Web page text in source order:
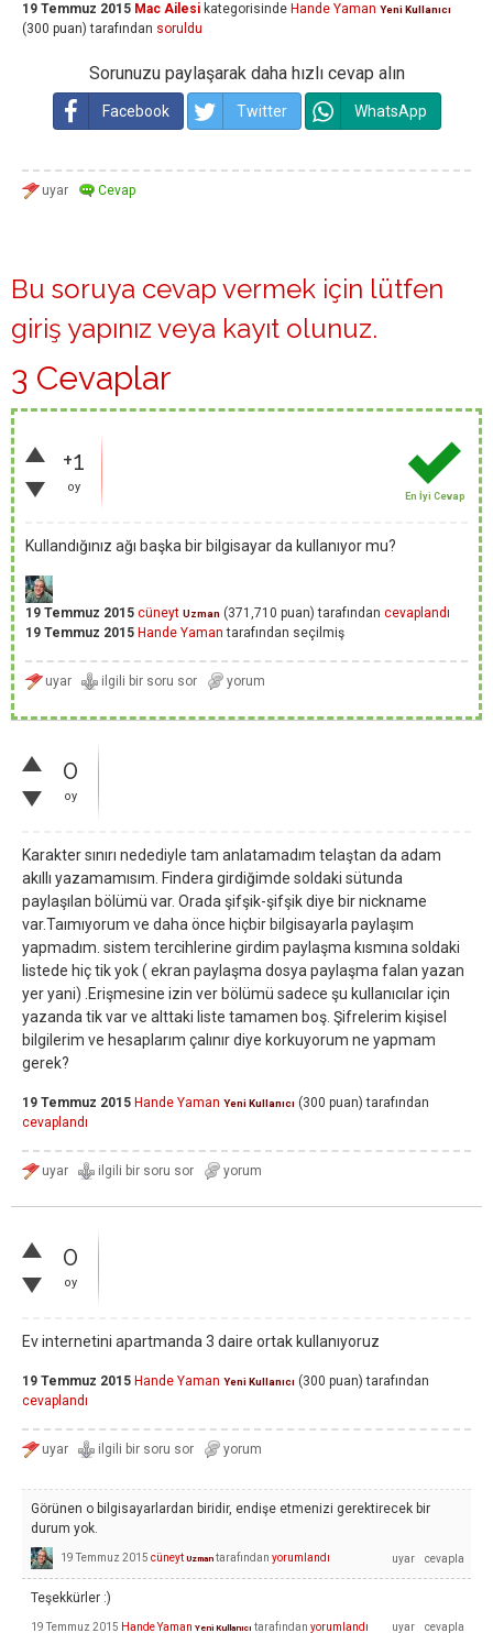
19 Temmuz 2015 Mac Ailesi kategorisinde Hande Yaman Yeni Kullanıcı
(300 puan) tarafından soruldu
Sorunuzu paylaşarak daha hızlı cevap alın
Facebook Twitter WhatsApp
Bu soruya cevap vermek için lütfen
giriş yapınız veya kayıt olunuz.
3 Cevaplar
+1
oy
En İyi Cevap
Kullandığınız ağı başka bir bilgisayar da kullanıyor mu?
19 Temmuz 2015 cüneyt Uzman (371,710 puan) tarafından cevaplandı
19 Temmuz 2015 Hande Yaman tarafından seçilmiş
0
oy
Karakter sınırı nedediyle tam anlatamadım telaştan da adam
akıllı yazamamısım. Findera girdiğimde soldaki sütunda
paylaşılan bölümü var. Orada şifşik-şifşik diye bir nickname
var.Taımıyorum ve daha önce hiçbir bilgisayarla paylaşım
yapmadım. sistem tercihlerine girdim paylaşma kısmına soldaki
listede hiç tik yok ( ekran paylaşma dosya paylaşma falan yazan
yer yani) .Erişmesine izin ver bölümü sadece şu kullanıcılar için
yazanda tik var ve alttaki liste tamamen boş. Şifrelerim kişisel
bilgilerim ve hesaplarım çalınır diye korkuyorum ne yapmam
gerek?
19 Temmuz 2015 Hande Yaman Yeni Kullanıcı (300 puan) tarafından
cevaplandı
0
oy
Ev internetini apartmanda 3 daire ortak kullanıyoruz
19 Temmuz 2015 Hande Yaman Yeni Kullanıcı (300 puan) tarafından
cevaplandı
Görünen o bilgisayarlardan biridir, endişe etmenizi gerektirecek bir
durum yok.
19 Temmuz 2015 cüneyt Uzman tarafından yorumlandı
Teşekkürler :)
19 Temmuz 2015 Hande Yaman Yeni Kullanıcı tarafından yorumlandı